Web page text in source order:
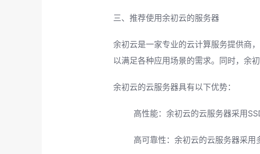
三、推荐使用余初云的服务器
余初云是一家专业的云计算服务提供商
以满足各种应用场景的需求。同时，余
余初云的云服务器具有以下优势：
高性能：余初云的云服务器采用
高可靠性：余初云的云服务器采用